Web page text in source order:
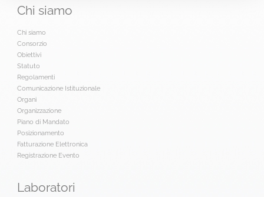
Chi siamo
Chi siamo
Consorzio
Obiettivi
Statuto
Regolamenti
Comunicazione Istituzionale
Organi
Organizzazione
Piano di Mandato
Posizionamento
Fatturazione Elettronica
Registrazione Evento
Laboratori